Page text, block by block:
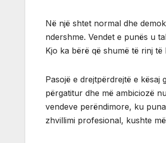
Në një shtet normal dhe
ndershme. Vendet e punës u
Kjo ka bërë që shumë të rinj
Pasojë e drejtpërdrejtë e kësaj
përgatitur dhe më ambiciozë
vendeve perëndimore, ku
zhvillimi profesional, kushte